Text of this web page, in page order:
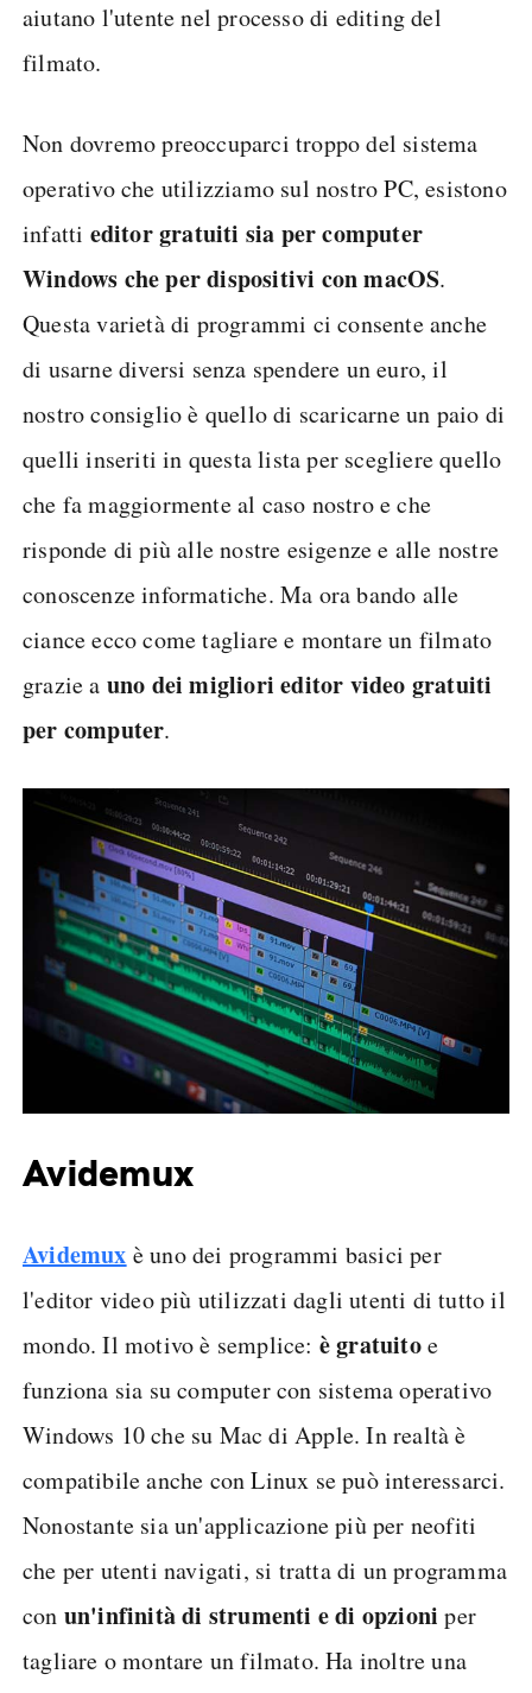
aiutano l'utente nel processo di editing del
filmato.
Non dovremo preoccuparci troppo del sistema
operativo che utilizziamo sul nostro PC, esistono
infatti editor gratuiti sia per computer
Windows che per dispositivi con macOS.
Questa varietà di programmi ci consente anche
di usarne diversi senza spendere un euro, il
nostro consiglio è quello di scaricarne un paio di
quelli inseriti in questa lista per scegliere quello
che fa maggiormente al caso nostro e che
risponde di più alle nostre esigenze e alle nostre
conoscenze informatiche. Ma ora bando alle
ciance ecco come tagliare e montare un filmato
grazie a uno dei migliori editor video gratuiti
per computer.
Avidemux
Avidemux è uno dei programmi basici per
l'editor video più utilizzati dagli utenti di tutto il
mondo. Il motivo è semplice: è gratuitoe
funziona sia su computer con sistema operativo
Windows 10 che su Mac di Apple. In realtà è
compatibile anche con Linux se può interessarci.
Nonostante sia un'applicazione più per neofiti
che per utenti navigati, si tratta di un programma
con un'infinità di strumenti e di opzioni per
tagliare o montare un filmato. Ha inoltre una